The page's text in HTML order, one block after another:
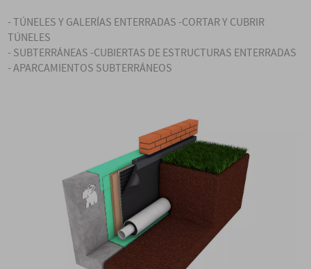
- TÚNELES Y GALERÍAS ENTERRADAS -CORTAR Y CUBRIR
TÚNELES
- SUBTERRÁNEAS -CUBIERTAS DE ESTRUCTURAS ENTERRADAS
- APARCAMIENTOS SUBTERRÁNEOS